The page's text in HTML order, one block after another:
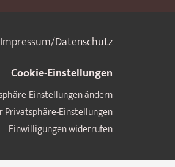
Impressum/Datenschutz
Cookie-Einstellungen
Einstellungen ändern
Privatsphäre-Einstellungen
Einwilligungen widerrufen